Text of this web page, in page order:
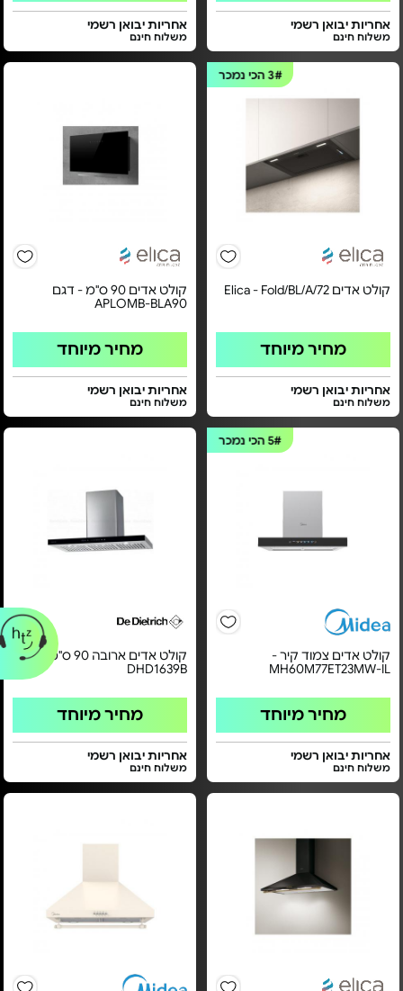
אחריות יבואן רשמי
משלוח חינם
אחריות יבואן רשמי
משלוח חינם
3# הכי נמכר
קולט אדים Elica - Fold/BL/A/72
מחיר מיוחד
אחריות יבואן רשמי
משלוח חינם
קולט אדים 90 ס"מ - דגם
APLOMB-BLA90
מחיר מיוחד
אחריות יבואן רשמי
משלוח חינם
5# הכי נמכר
קולט אדים צמוד קיר -
MH60M77ET23MW-IL
מחיר מיוחד
אחריות יבואן רשמי
משלוח חינם
קולט אדים ארובה 90 ס"מ -
DHD1639B
מחיר מיוחד
אחריות יבואן רשמי
משלוח חינם